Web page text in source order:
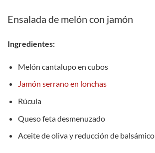
Ensalada de melón con jamón
Ingredientes:
Melón cantalupo en cubos
Jamón serrano en lonchas
Rúcula
Queso feta desmenuzado
Aceite de oliva y reducción de balsámico